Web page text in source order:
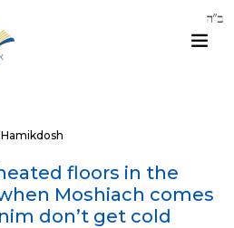
floors in the
Moshiach comes
don’t get cold